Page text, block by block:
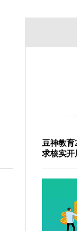
豆神教育
求核实开